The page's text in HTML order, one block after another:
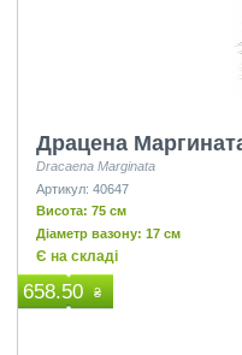
Драцена
Dracaena Marginata
Артикул: 40647
Висота: 75 см
Діаметр вазону: 17 см
Є на складі
658.50 ₴